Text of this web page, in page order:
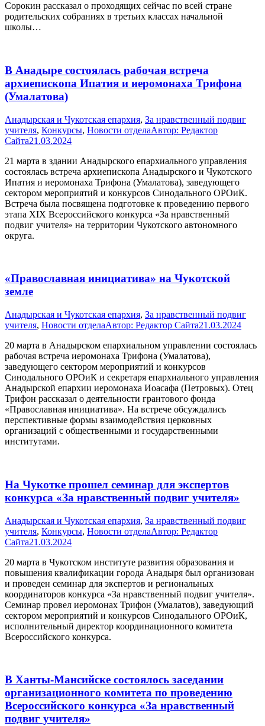
Сорокин рассказал о проходящих сейчас по всей стране
родительских собраниях в третьих классах начальной
школы…
В Анадыре состоялась рабочая встреча
архиепископа Ипатия и иеромонаха Трифона
(Умалатова)
Анадырская и Чукотская епархия, За нравственный подвиг
учителя, Конкурсы, Новости отделаАвтор: Редактор
Сайта21.03.2024
21 марта в здании Анадырского епархиального управления
состоялась встреча архиепископа Анадырского и Чукотского
Ипатия и иеромонаха Трифона (Умалатова), заведующего
сектором мероприятий и конкурсов Синодального ОРОиК.
Встреча была посвящена подготовке к проведению первого
этапа XIX Всероссийского конкурса «За нравственный
подвиг учителя» на территории Чукотского автономного
округа.
«Православная инициатива» на Чукотской
земле
Анадырская и Чукотская епархия, За нравственный подвиг
учителя, Новости отделаАвтор: Редактор Сайта21.03.2024
20 марта в Анадырском епархиальном управлении состоялась
рабочая встреча иеромонаха Трифона (Умалатова),
заведующего сектором мероприятий и конкурсов
Синодального ОРОиК и секретаря епархиального управления
Анадырской епархии иеромонаха Иоасафа (Петровых). Отец
Трифон рассказал о деятельности грантового фонда
«Православная инициатива». На встрече обсуждались
перспективные формы взаимодействия церковных
организаций с общественными и государственными
институтами.
На Чукотке прошел семинар для экспертов
конкурса «За нравственный подвиг учителя»
Анадырская и Чукотская епархия, За нравственный подвиг
учителя, Конкурсы, Новости отделаАвтор: Редактор
Сайта21.03.2024
20 марта в Чукотском институте развития образования и
повышения квалификации города Анадыря был организован
и проведен семинар для экспертов и региональных
координаторов конкурса «За нравственный подвиг учителя».
Семинар провел иеромонах Трифон (Умалатов), заведующий
сектором мероприятий и конкурсов Синодального ОРОиК,
исполнительный директор координационного комитета
Всероссийского конкурса.
В Ханты-Мансийске состоялось заседании
организационного комитета по проведению
Всероссийского конкурса «За нравственный
подвиг учителя»